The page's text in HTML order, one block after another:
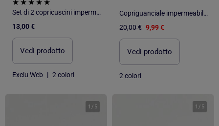
Set di 2 copricuscini impermeabili
13,00 €
Vedi prodotto
Exclu Web | 2 colori
Copriguanciale impermeabile Rizo algodón "Happyfriday
20,00 € 9,99 €
Vedi prodotto
2 colori
1 / 5 1 / 5